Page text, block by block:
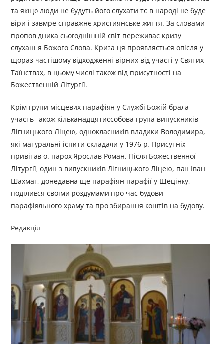
та якщо люди не будуть його слухати то в народі не буде
віри і завмре справжнє християнське життя. За словами
проповідника сьогоднішній світ переживає кризу
слухання Божого Слова. Криза ця проявляється опісля у
щораз частішому відходженні вірних від участі у Святих
Таїнствах, в цьому числі також від присутності на
Божественній Літургії.
Крім групи місцевих парафіян у Службі Божій брала
участь також кільканадцятиособова група випускників
Лігницького Ліцею, однокласників владики Володимира,
які матуральні іспити складали у 1976 р. Присутніх
привітав о. парох Ярослав Роман. Після Божественної
Літургії, один з випускників Лігницького Ліцею, пан Іван
Шахмат, донедавна ще парафіян парафії у Щецінку,
поділився своїми роздумами про час будови
парафіяльного храму та про збирання коштів на будову.
Редакція